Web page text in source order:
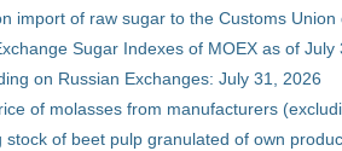
import of raw sugar to the Customs
Sugar Indexes of MOEX as of July
on Russian Exchanges: July 31, 2026
of molasses from manufacturers
stock of beet pulp granulated of own